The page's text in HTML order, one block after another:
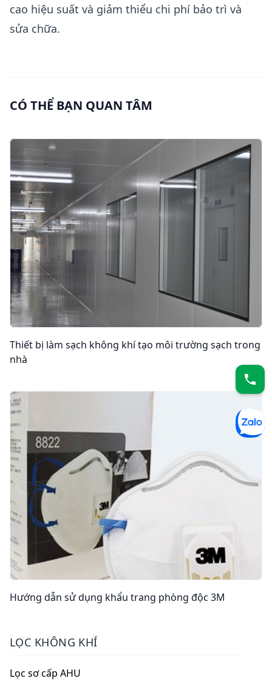
cao hiệu suất và giảm thiểu chi phí bảo trì và
sửa chữa.
CÓ THỂ BẠN QUAN TÂM
Thiết bị làm sạch không khí tạo môi trường sạch trong
nhà
Hướng dẫn sử dụng khẩu trang phòng độc 3M
LỌC KHÔNG KHÍ
Lọc sơ cấp AHU